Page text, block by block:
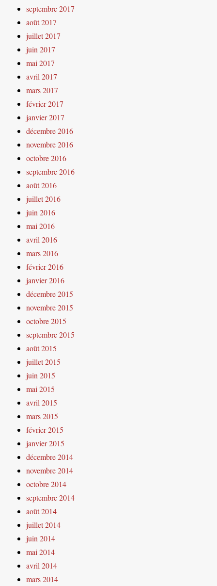
septembre 2017
août 2017
juillet 2017
juin 2017
mai 2017
avril 2017
mars 2017
février 2017
janvier 2017
décembre 2016
novembre 2016
octobre 2016
septembre 2016
août 2016
juillet 2016
juin 2016
mai 2016
avril 2016
mars 2016
février 2016
janvier 2016
décembre 2015
novembre 2015
octobre 2015
septembre 2015
août 2015
juillet 2015
juin 2015
mai 2015
avril 2015
mars 2015
février 2015
janvier 2015
décembre 2014
novembre 2014
octobre 2014
septembre 2014
août 2014
juillet 2014
juin 2014
mai 2014
avril 2014
mars 2014